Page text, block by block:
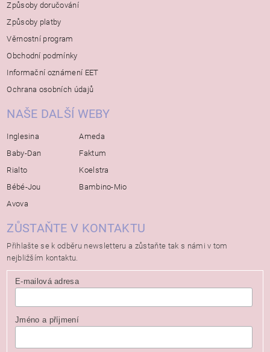
Způsoby doručování
Způsoby platby
Věrnostní program
Obchodní podmínky
Informační oznámení EET
Ochrana osobních údajů
NAŠE DALŠÍ WEBY
Inglesina
Baby-Dan
Rialto
Bébé-Jou
Avova
Ameda
Faktum
Koelstra
Bambino-Mio
ZŮSTAŇTE V KONTAKTU
Přihlašte se k odběru newsletteru a zůstaňte tak s námi v tom
nejbližším kontaktu.
E-mailová adresa
Jméno a příjmení